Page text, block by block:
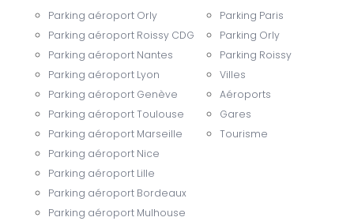
Parking aéroport Orly
Parking aéroport Roissy CDG
Parking aéroport Nantes
Parking aéroport Lyon
Parking aéroport Genève
Parking aéroport Toulouse
Parking aéroport Marseille
Parking aéroport Nice
Parking aéroport Lille
Parking aéroport Bordeaux
Parking aéroport Mulhouse
Parking Paris
Parking Orly
Parking Roissy
Villes
Aéroports
Gares
Tourisme